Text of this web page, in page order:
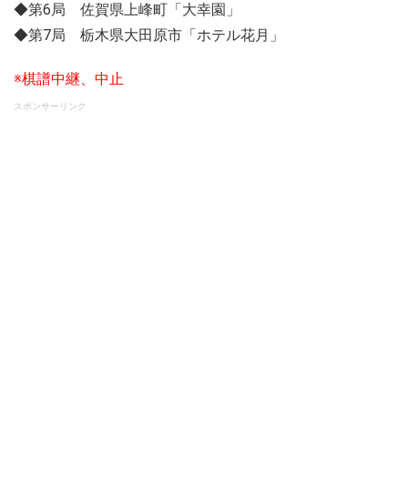
◆第6局 佐賀県上峰町「大幸園」
◆第7局 栃木県大田原市「ホテル花月」
※棋譜中継、中止
スポンサーリンク